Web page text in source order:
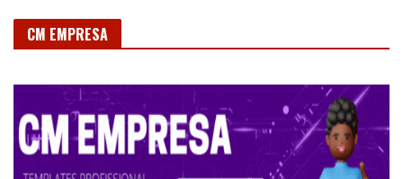
CM EMPRESA